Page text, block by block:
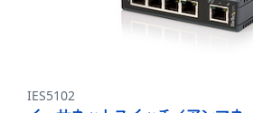
IES5102